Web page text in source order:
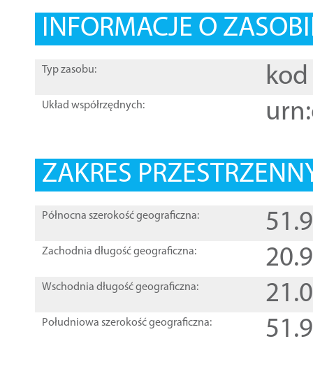
INFORMACJE O
Typ zasobu: kod
Układ współrzędnych:
ZAKRES
Północna szerokość geograficzna:
Zachodnia długość geograficzna:
Wschodnia długość geograficzna:
Południowa szerokość geograficzna: